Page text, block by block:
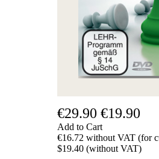
€29.90 €19.90
Add to Cart
€16.72 without VAT (for
$19.40 (without VAT)